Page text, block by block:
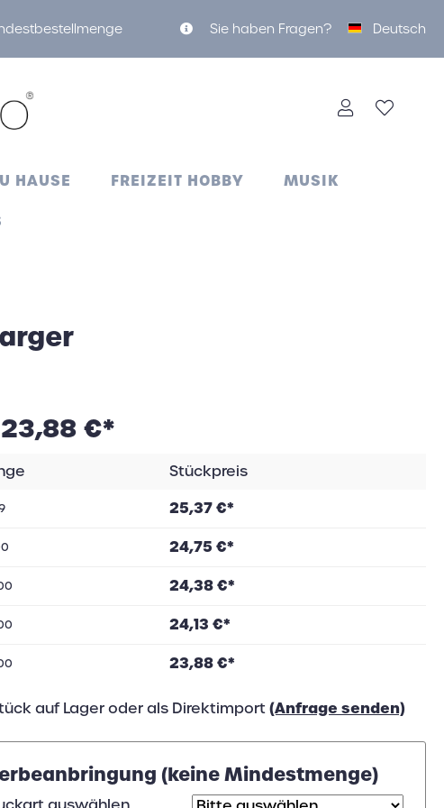
Sie haben Fragen? Deutsch
HAUSE FREIZEIT HOBBY MUSIK
€*
Stückpreis
25,37 €*
24,75 €*
24,38 €*
24,13 €*
23,88 €*
auf Lager oder als Direktimport(Anfrage senden)
(keine Mindestmenge)